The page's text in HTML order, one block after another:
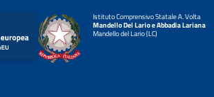
Istituto Comprensivo Statale A. Volta
Mandello Del Lario e Abbadia Lariana
Mandello del Lario (LC)